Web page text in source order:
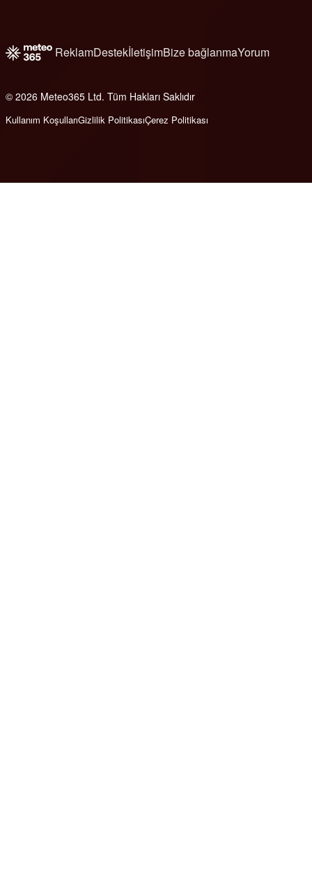
ReklamDestekİletişimBize bağlanmaYorum
© 2026 Meteo365 Ltd. Tüm Hakları Saklıdır
Kullanım KoşullarıGizlilik PolitikasıÇerez Politikası